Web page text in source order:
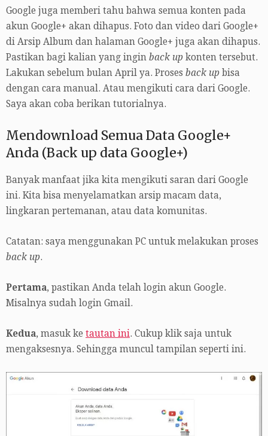
Google juga memberi tahu bahwa semua konten pada
akun Google+ akan dihapus. Foto dan video dari Google+
di Arsip Album dan halaman Google+ juga akan dihapus.
Pastikan bagi kalian yang ingin back up konten tersebut.
Lakukan sebelum bulan April ya. Proses back up bisa
dengan cara manual. Atau mengikuti cara dari Google.
Saya akan coba berikan tutorialnya.
Mendownload Semua Data Google+
Anda (Back up data Google+)
Banyak manfaat jika kita mengikuti saran dari Google
ini. Kita bisa menyelamatkan arsip macam data,
lingkaran pertemanan, atau data komunitas.
Catatan: saya menggunakan PC untuk melakukan proses
back up.
Pertama, pastikan Anda telah login akun Google.
Misalnya sudah login Gmail.
Kedua, masuk ke tautan ini. Cukup klik saja untuk
mengaksesnya. Sehingga muncul tampilan seperti ini.